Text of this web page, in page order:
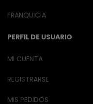
FRANQUICIA
PERFIL DE USUARIO
MI CUENTA
REGISTRARSE
MIS PEDIDOS